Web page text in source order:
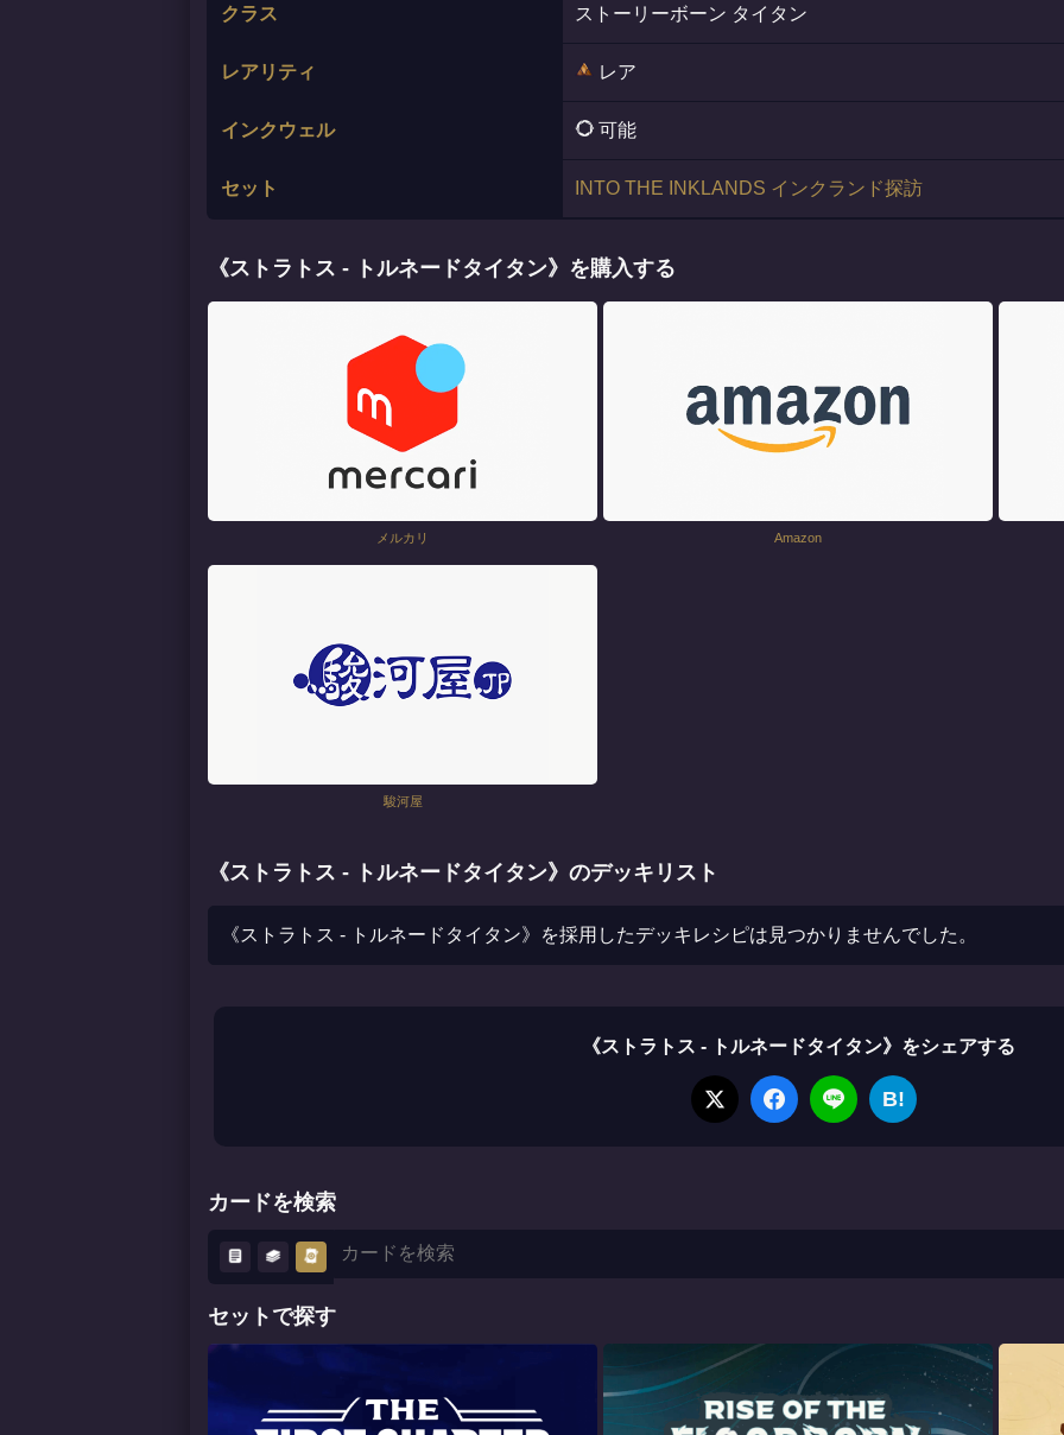
クラス ストーリーボーン タイタン
レアリティ レア
インクウェル 可能
セット INTO THE INKLANDS インクランド探訪
《ストラトス - トルネードタイタン》を購入する
メルカリ Amazon
駿河屋
《ストラトス - トルネードタイタン》のデッキリスト
《ストラトス - トルネードタイタン》を採用したデッキレシピは見つかりませんでした。
《ストラトス - トルネードタイタン》をシェアする
B!
カードを検索
セットで探す